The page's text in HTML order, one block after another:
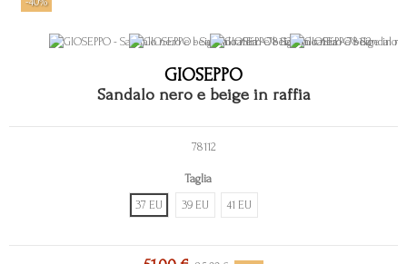
Sandalo nero e beige in raffia
GIOSEPPO
78112
Taglia
37 EU 39 EU 41 EU